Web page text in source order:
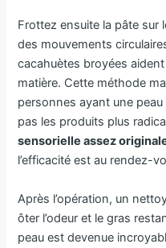
Frottez ensuite la pâte sur
des mouvements
cacahuètes broyées
matière. Cette méthode
personnes ayant une
pas les produits plus
sensorielle assez
l’efficacité est au rendez-
Après l’opération, un
ôter l’odeur et le gras
peau est devenue